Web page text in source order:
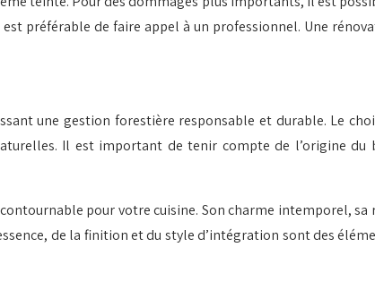
préférable de faire appel à un professionnel. Une
une gestion forestière responsable et durable. Le
Il est important de tenir compte de l’origine du
pour votre cuisine. Son charme intemporel, sa
de la finition et du style d’intégration sont des